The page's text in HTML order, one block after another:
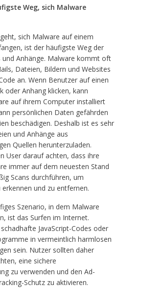
Weg, sich Malware
sich Malware auf einem
ist der häufigste Weg der
Anhänge. Malware kommt oft
Dateien, Bildern und Websites
an. Wenn Benutzer auf einen
oder Anhang klicken, kann
auf ihrem Computer installiert
persönlichen Daten gefährden
beschädigen. Deshalb ist es sehr
und Anhänge aus
Quellen herunterzuladen.
User darauf achten, dass ihre
immer auf dem neuesten Stand
Scans durchführen, um
und zu entfernen.
Szenario, in dem Malware
ist das Surfen im Internet.
JavaScript-Codes oder
in vermeintlich harmlosen
sein. Nutzer sollten daher
eine sichere
zu verwenden und den Ad-
Schutz zu aktivieren.